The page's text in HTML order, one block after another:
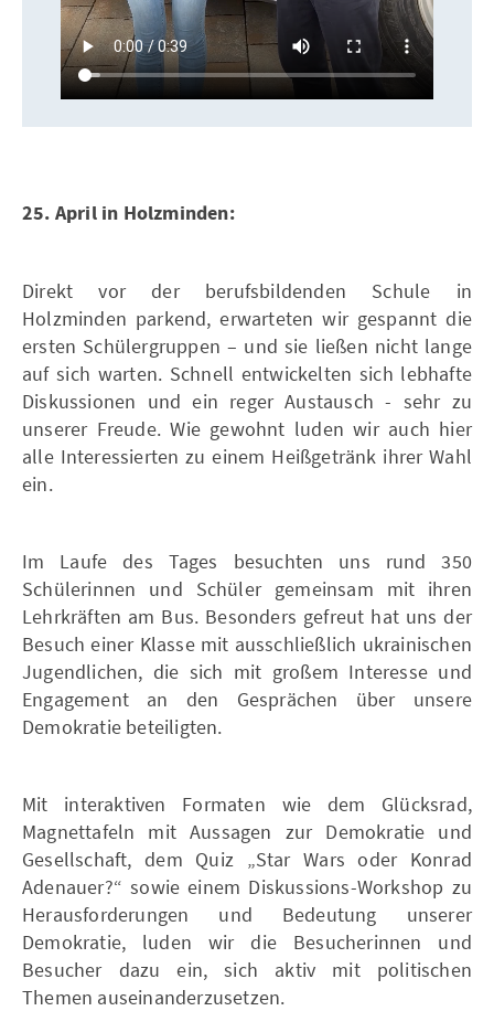
25. April in Holzminden:
Direkt vor der berufsbildenden Schule in
Holzminden parkend, erwarteten wir gespannt die
ersten Schülergruppen – und sie ließen nicht lange
auf sich warten. Schnell entwickelten sich lebhafte
Diskussionen und ein reger Austausch - sehr zu
unserer Freude. Wie gewohnt luden wir auch hier
alle Interessierten zu einem Heißgetränk ihrer Wahl
ein.
Im Laufe des Tages besuchten uns rund 350
Schülerinnen und Schüler gemeinsam mit ihren
Lehrkräften am Bus. Besonders gefreut hat uns der
Besuch einer Klasse mit ausschließlich ukrainischen
Jugendlichen, die sich mit großem Interesse und
Engagement an den Gesprächen über unsere
Demokratie beteiligten.
Mit interaktiven Formaten wie dem Glücksrad,
Magnettafeln mit Aussagen zur Demokratie und
Gesellschaft, dem Quiz „Star Wars oder Konrad
Adenauer?“ sowie einem Diskussions-Workshop zu
Herausforderungen und Bedeutung unserer
Demokratie, luden wir die Besucherinnen und
Besucher dazu ein, sich aktiv mit politischen
Themen auseinanderzusetzen.